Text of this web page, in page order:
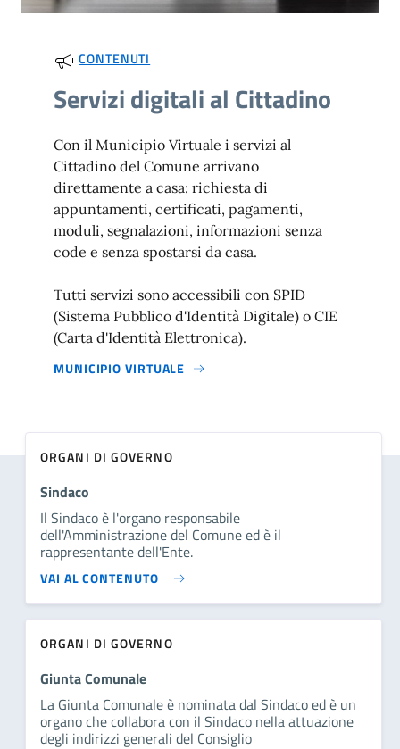
CONTENUTI
Servizi digitali al Cittadino
Con il Municipio Virtuale i servizi al
Cittadino del Comune arrivano
direttamente a casa: richiesta di
appuntamenti, certificati, pagamenti,
moduli, segnalazioni, informazioni senza
code e senza spostarsi da casa.
Tutti servizi sono accessibili con SPID
(Sistema Pubblico d'Identità Digitale) o CIE
(Carta d'Identità Elettronica).
MUNICIPIO VIRTUALE
ORGANI DI GOVERNO
Sindaco
Il Sindaco è l'organo responsabile
dell'Amministrazione del Comune ed è il
rappresentante dell'Ente.
VAI AL CONTENUTO
ORGANI DI GOVERNO
Giunta Comunale
La Giunta Comunale è nominata dal Sindaco ed è un
organo che collabora con il Sindaco nella attuazione
degli indirizzi generali del Consiglio